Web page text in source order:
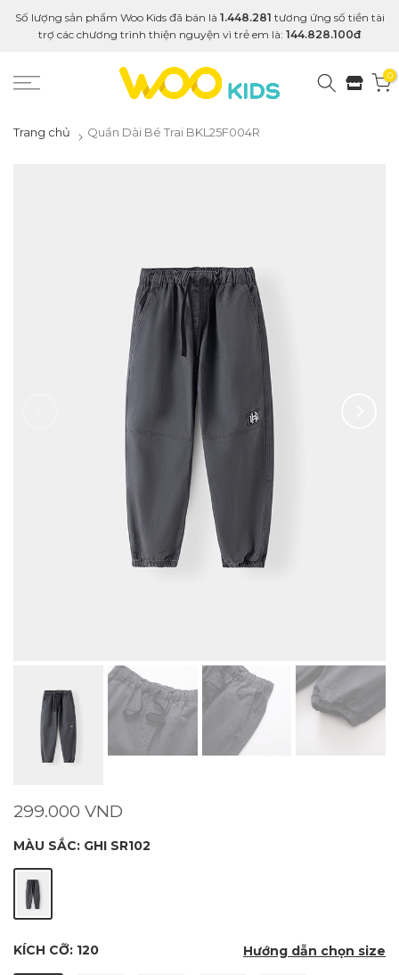
Số lượng sản phẩm Woo Kids đã bán là 1.448.281 tương ứng số tiền tài
trợ các chương trình thiện nguyện vì trẻ em là: 144.828.100đ
0
Trang chủ Quần Dài Bé Trai BKL25F004R
299.000 VND
MÀU SẮC: GHI SR102
KÍCH CỠ: 120 Hướng dẫn chọn size